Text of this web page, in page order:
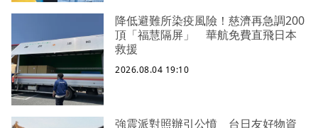
降低避難所染疫風險！慈濟再急調200
頂「福慧隔屏」 華航免費直飛日本
救援
2026.08.04 19:10
強震派對照辦引公憤 台日友好物資